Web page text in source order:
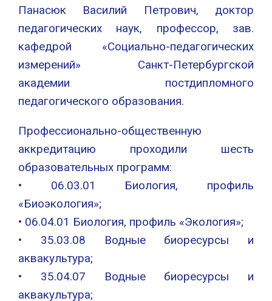
Панасюк Василий Петрович, доктор
педагогических наук, профессор, зав.
кафедрой «Социально-педагогических
измерений» Санкт-Петербургской
академии постдипломного
педагогического образования.
Профессионально-общественную
аккредитацию проходили шесть
образовательных программ:
• 06.03.01 Биология, профиль
«Биоэкология»;
• 06.04.01 Биология, профиль «Экология»;
• 35.03.08 Водные биоресурсы и
аквакультура;
• 35.04.07 Водные биоресурсы и
аквакультура;